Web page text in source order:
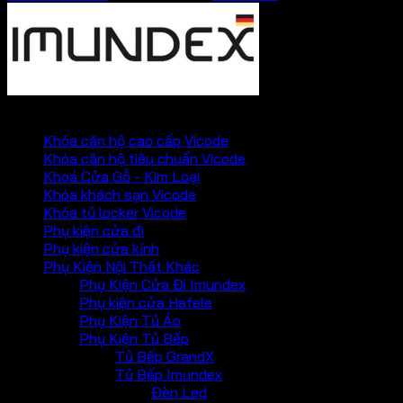
Khóa căn hộ cao cấp Vicode
Khóa căn hộ tiêu chuẩn Vicode
Khoá Cửa Gỗ - Kim Loại
Khóa khách sạn Vicode
Khóa tủ locker Vicode
Phụ kiện cửa đi
Phụ kiện cửa kính
Phụ Kiện Nội Thất Khác
Phụ Kiện Cửa Đi Imundex
Phụ kiện cửa Hafele
Phụ Kiện Tủ Áo
Phụ Kiện Tủ Bếp
Tủ Bếp GrandX
Tủ Bếp Imundex
Đèn Led